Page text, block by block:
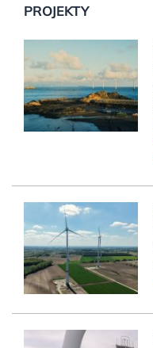
PROJEKTY